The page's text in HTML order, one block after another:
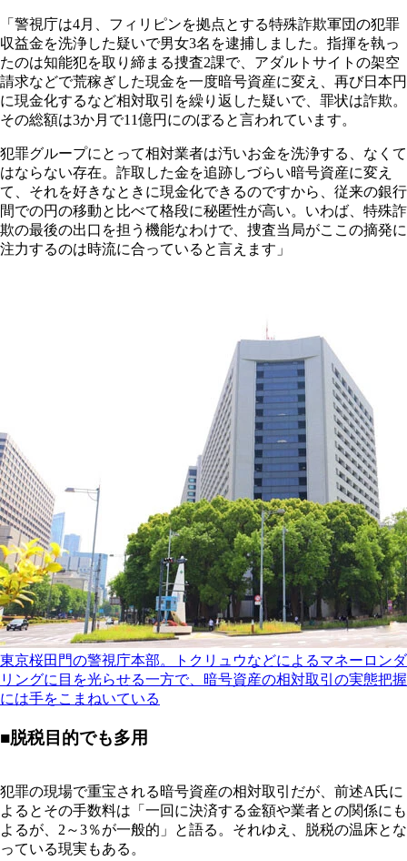
「警視庁は4月、フィリピンを拠点とする特殊詐欺軍団の犯罪
収益金を洗浄した疑いで男女3名を逮捕しました。指揮を執っ
たのは知能犯を取り締まる捜査2課で、アダルトサイトの架空
請求などで荒稼ぎした現金を一度暗号資産に変え、再び日本円
に現金化するなど相対取引を繰り返した疑いで、罪状は詐欺。
その総額は3か月で11億円にのぼると言われています。
犯罪グループにとって相対業者は汚いお金を洗浄する、なくて
はならない存在。詐取した金を追跡しづらい暗号資産に変え
て、それを好きなときに現金化できるのですから、従来の銀行
間での円の移動と比べて格段に秘匿性が高い。いわば、特殊詐
欺の最後の出口を担う機能なわけで、捜査当局がここの摘発に
注力するのは時流に合っていると言えます」
東京桜田門の警視庁本部。トクリュウなどによるマネーロンダ
リングに目を光らせる一方で、暗号資産の相対取引の実態把握
には手をこまねいている
■脱税目的でも多用
犯罪の現場で重宝される暗号資産の相対取引だが、前述A氏に
よるとその手数料は「一回に決済する金額や業者との関係にも
よるが、2～3％が一般的」と語る。それゆえ、脱税の温床とな
っている現実もある。